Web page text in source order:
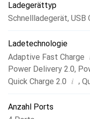
Ladegerättyp
Schnellladegerät, USB
Ladetechnologie
Adaptive Fast Charge
Power Delivery 2.0,
Quick Charge 2.0 i ,
Anzahl Ports